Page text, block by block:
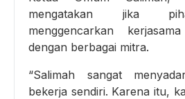
mengatakan jika
menggencarkan
dengan berbagai mitra.
“Salimah sangat
bekerja sendiri. Karena itu,